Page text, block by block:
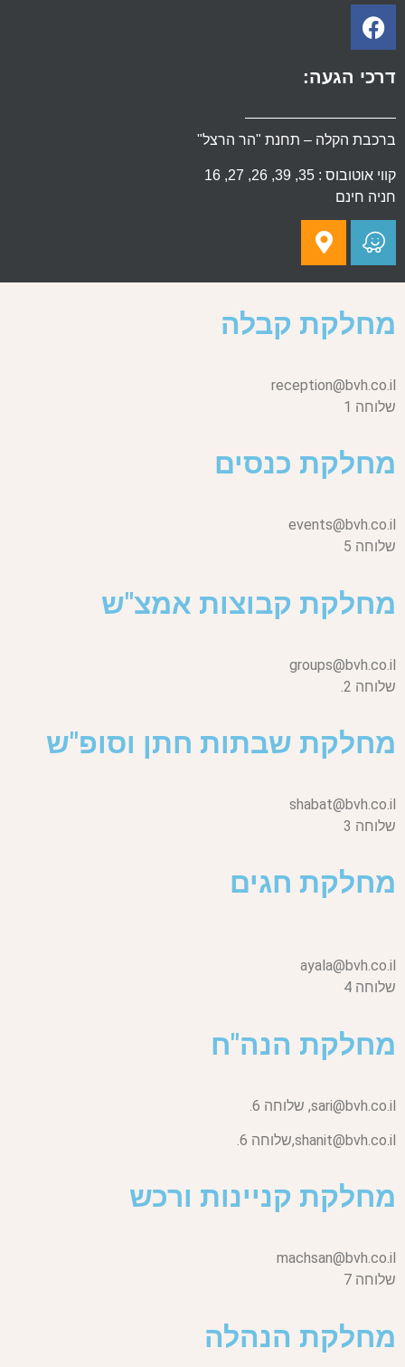
דרכי הגעה:
ברכבת הקלה – תחנת "הר הרצל"
קווי אוטובוס : 35, 39, 26, 27, 16
חניה חינם
מחלקת קבלה
reception@bvh.co.il
שלוחה 1
מחלקת כנסים
events@bvh.co.il
שלוחה 5
מחלקת קבוצות אמצ"ש
groups@bvh.co.il
שלוחה 2.
מחלקת שבתות חתן וסופ"ש
shabat@bvh.co.il
שלוחה 3
מחלקת חגים
ayala@bvh.co.il
שלוחה 4
מחלקת הנה"ח
sari@bvh.co.il, שלוחה 6.
shanit@bvh.co.il, שלוחה 6.
מחלקת קניינות ורכש
machsan@bvh.co.il
שלוחה 7
מחלקת הנהלה